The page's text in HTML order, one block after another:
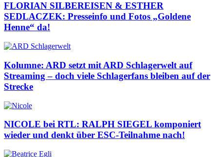
FLORIAN SILBEREISEN & ESTHER
SEDLACZEK: Presseinfo und Fotos „Goldene
Henne“ da!
Kolumne: ARD setzt mit ARD Schlagerwelt auf
Streaming – doch viele Schlagerfans bleiben auf der
Strecke
NICOLE bei RTL: RALPH SIEGEL komponiert
wieder und denkt über ESC-Teilnahme nach!